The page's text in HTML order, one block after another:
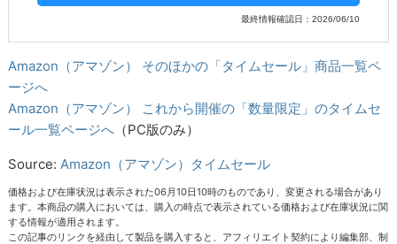
最終情報確認日：2026/06/10
Amazon（アマゾン） そのほかの「タイムセール」商品一覧ペ
ージへ
Amazon（アマゾン） これから開催の「数量限定」のタイムセ
ール一覧ページへ （PC版のみ）
Source: Amazon（アマゾン）タイムセール
価格および在庫状況は表示された06月10日10時のものであり、変更される場合があり
ます。本商品の購入においては、購入の時点で表示されている価格および在庫状況に関
する情報が適用されます。
この記事のリンクを経由して製品を購入すると、アフィリエイト契約により編集部、制